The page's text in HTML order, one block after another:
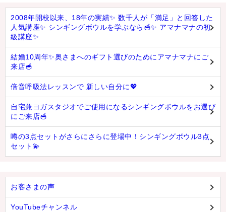
2008年開校以来、18年の実績✨ 数千人が「満足」と回答した
人気講座✨ シンギングボウルを学ぶなら🥣✨ アマナマナの初
級講座✨
結婚10周年✨奥さまへのギフト選びのためにアマナマナにご
来店🥣
倍音呼吸法レッスンで 新しい自分に💖
自宅兼ヨガスタジオでご使用になるシンギングボウルをお選び
にご来店🥣
噂の3点セットがさらにさらに登場中！シンギングボウル3点
セット💫
お客さまの声
YouTubeチャンネル